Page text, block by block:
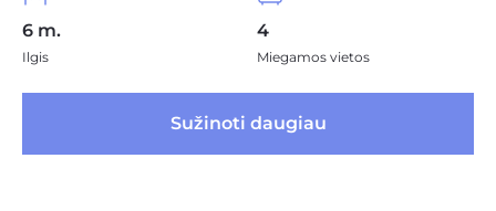
6 m.
Ilgis
4
Miegamos vietos
Sužinoti daugiau